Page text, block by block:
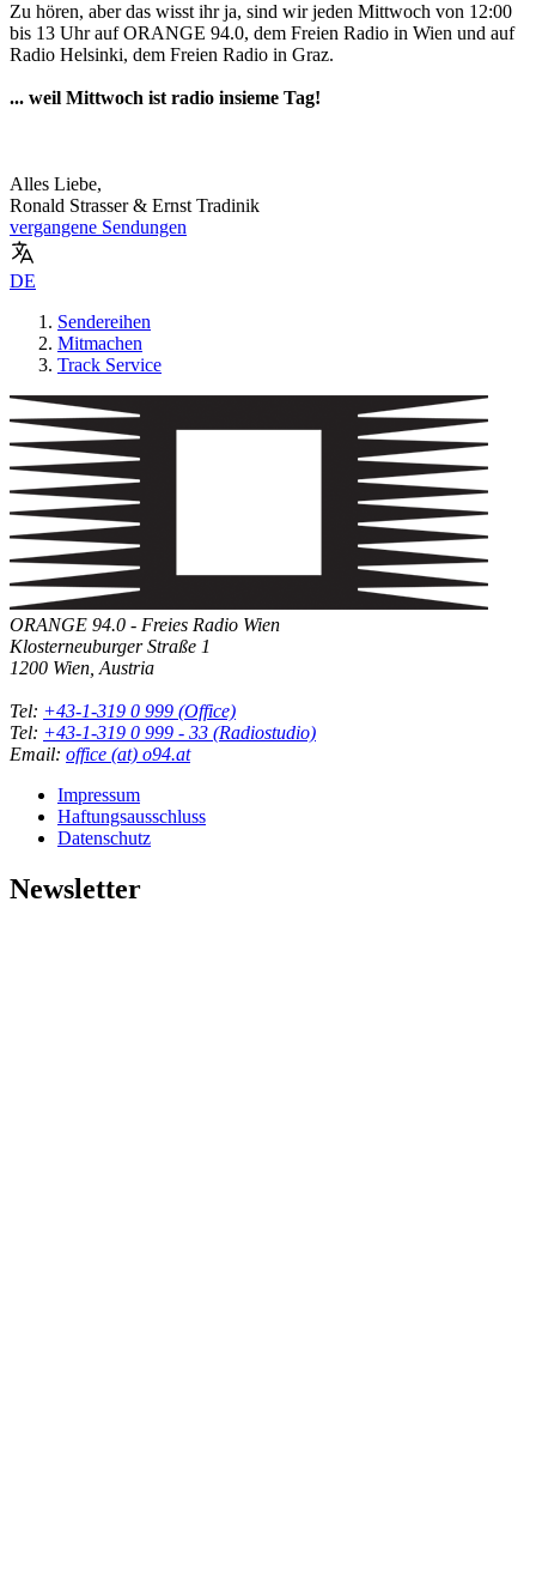
Zu hören, aber das wisst ihr ja, sind wir jeden Mittwoch von 12:00
bis 13 Uhr auf ORANGE 94.0, dem Freien Radio in Wien und auf
Radio Helsinki, dem Freien Radio in Graz.
... weil Mittwoch ist radio insieme Tag!
Alles Liebe,
Ronald Strasser & Ernst Tradinik
vergangene Sendungen
DE
Sendereihen
Mitmachen
Track Service
ORANGE 94.0 - Freies Radio Wien
Klosterneuburger Straße 1
1200 Wien, Austria
Tel: +43-1-319 0 999 (Office)
Tel: +43-1-319 0 999 - 33 (Radiostudio)
Email: office (at) o94.at
Impressum
Haftungsausschluss
Datenschutz
Newsletter